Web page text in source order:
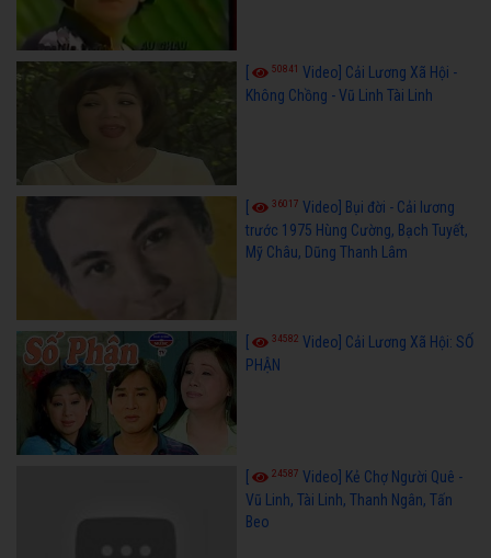
50841
Video] Cải Lương Xã Hội -
Không Chồng - Vũ Linh Tài Linh
36017 Video] Bụi đời - Cải lương
trước 1975 Hùng Cường, Bạch Tuyết,
Mỹ Châu, Dũng Thanh Lâm
34582 Video] Cải Lương Xã Hội: SỐ
PHẬN
24587 Video] Kẻ Chợ Người Quê -
Vũ Linh, Tài Linh, Thanh Ngân, Tấn
Beo